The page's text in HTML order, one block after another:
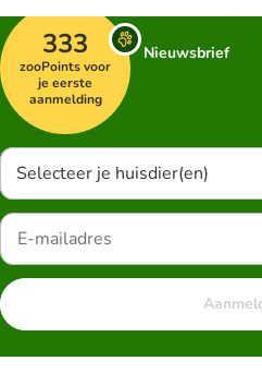
333
zooPoints voor
je eerste
aanmelding
Nieuwsbrief
Selecteer je huisdier(en)